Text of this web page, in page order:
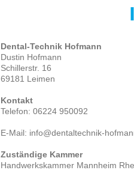
Dental-Technik Hofmann
Dustin Hofmann
Schillerstr. 16
69181 Leimen
Kontakt
Telefon: 06224 950092
E-Mail: info@dentaltechnik-
Zuständige Kammer
Handwerkskammer Mannheim